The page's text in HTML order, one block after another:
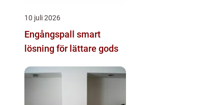
10 juli 2026
Engångspall smart
lösning för lättare gods